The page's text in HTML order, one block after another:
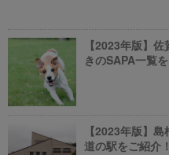
【2023年版】
きのSAPA一覧
【2023年版】
道の駅をご紹介！